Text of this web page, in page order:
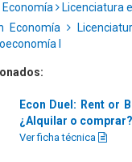
Licenciatura
Economía
I
Econ Duel: Rent or
¿Alquilar o comprar?
Ver ficha técnica